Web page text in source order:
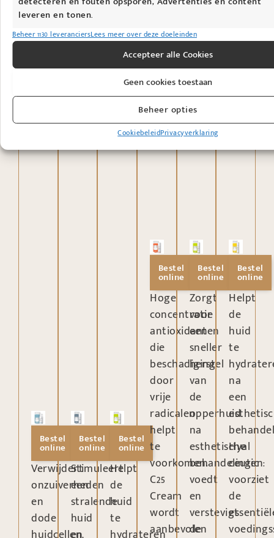
leveren en tonen.
Beheer 1130 leveranciersLees meer over deze doeleinden
Accepteer alle Cookies
Geen cookies toestaan
Beheer opties
CookiebeleidPrivacyverklaring
Bestel
online
Verwijdert
onzuiverheden
en
dode
Bestel
online
Stimuleert
een
stralende
huid
Bestel
online
Helpt
de
huid
te
Bestel
online
Hoge
concentratie
antioxidanten
die
beschadiging
door
vrije
radicalen
helpt
te
voorkomen.
C25
Cream
wordt
aanbevolen
Bestel
online
Zorgt
voor
een
sneller
herstel
van
de
opperhuid
na
esthetische
behandelingen:
voedt
en
verstevigt
de
Bestel
online
Helpt
de
huid
te
na
een
Hyal
ceutic
voorziet
de